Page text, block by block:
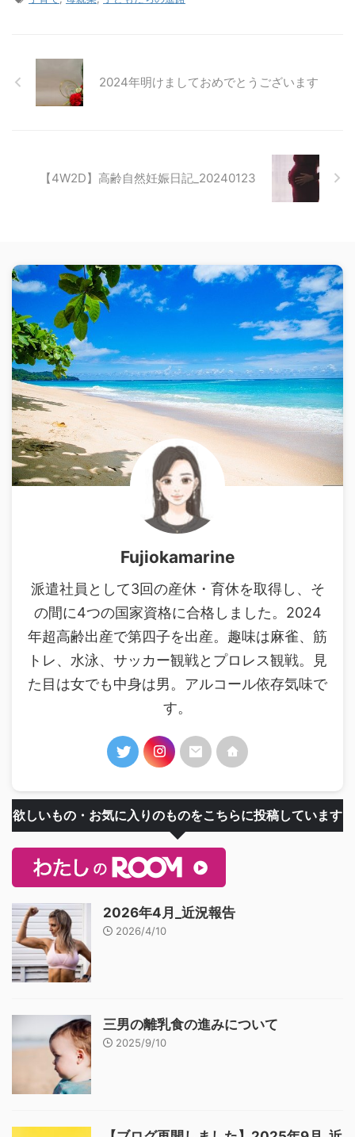
2024年明けましておめでとうございます
【4W2D】高齢自然妊娠日記_20240123
Fujiokamarine
派遣社員として3回の産休・育休を取得し、そ
の間に4つの国家資格に合格しました。2024
年超高齢出産で第四子を出産。趣味は麻雀、筋
トレ、水泳、サッカー観戦とプロレス観戦。見
た目は女でも中身は男。アルコール依存気味で
す。
欲しいもの・お気に入りのものをこちらに投稿しています
2026年4月_近況報告
2026/4/10
三男の離乳食の進みについて
2025/9/10